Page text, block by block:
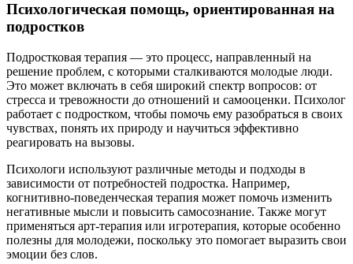
Психологическая помощь, ориентированная на
подростков
Подростковая терапия — это процесс, направленный на
решение проблем, с которыми сталкиваются молодые люди.
Это может включать в себя широкий спектр вопросов: от
стресса и тревожности до отношений и самооценки. Психолог
работает с подростком, чтобы помочь ему разобраться в своих
чувствах, понять их природу и научиться эффективно
реагировать на вызовы.
Психологи используют различные методы и подходы в
зависимости от потребностей подростка. Например,
когнитивно-поведенческая терапия может помочь изменить
негативные мысли и повысить самосознание. Также могут
применяться арт-терапия или игротерапия, которые особенно
полезны для молодежи, поскольку это помогает выразить свои
эмоции без слов.